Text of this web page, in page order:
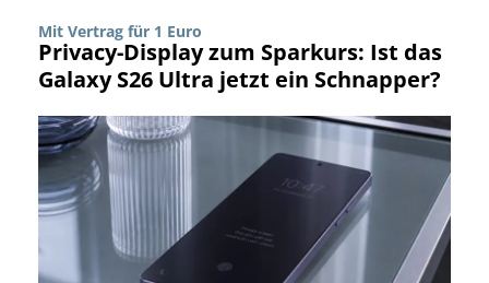
Mit Vertrag für 1 Euro
Privacy-Display zum Sparkurs: Ist das
Galaxy S26 Ultra jetzt ein Schnapper?